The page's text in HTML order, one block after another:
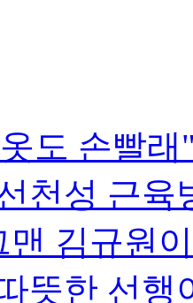
도 손빨
천성 근육
맨 김규원
뜻한 선행